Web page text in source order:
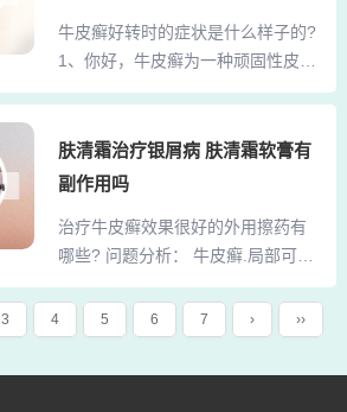
世辉煌 、紫金宫、国泰等，详情...
银屑病的光疗是重要的治疗方法之
一，光疗一般适应就是说我们一般
不在非常急性期，比如说急性的点
般比较稳定的时候可以用。照光现
在最常用的有效的就是照窄谱UV
可以一般一周照三次，隔日一次...
牛皮癣好转时的症状是什么样子的?
1、你好，牛皮癣为一种顽固性皮肤
疾病，此病治疗起来相对较难，而
时，一般皮疹的红色颜色逐渐变
淡、变暗。一般脱落的皮屑逐渐减
的厚度都会变薄。当疾病快好时也
不可疏忽大意，还是要按时用药，
否则会引起牛皮癣的反复发作。2、
牛皮癣好转时可以看到皮损是稳定
多，原来多大现在还是多大，或者
肤清霜治疗银屑病 肤清霜软膏有
副作用吗
治疗牛皮癣效果很好的外用擦药有
哪些? 问题分析： 牛皮癣.局部可用
无刺激性软膏外搽，如10%硼酸软
膏，10%尿素霜，5%白降汞，水杨
酸软膏等.搽药前，先用热水肥皂将
3 4 5 6 7 › ››